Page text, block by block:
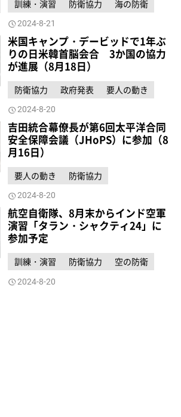
訓練・演習 防衛協力 海の防衛
2024-8-21
米国キャンプ・デービッドで1年ぶ
りの日米韓首脳会合 3か国の協力
が進展（8月18日）
防衛協力 政府発表 要人の動き
2024-8-20
吉田統合幕僚長が第6回太平洋合同
安全保障会議（JHoPS）に参加（8
月16日）
要人の動き 防衛協力
2024-8-20
航空自衛隊、8月末からインド空軍
演習「タラン・シャクティ24」に
参加予定
訓練・演習 防衛協力 空の防衛
2024-8-20